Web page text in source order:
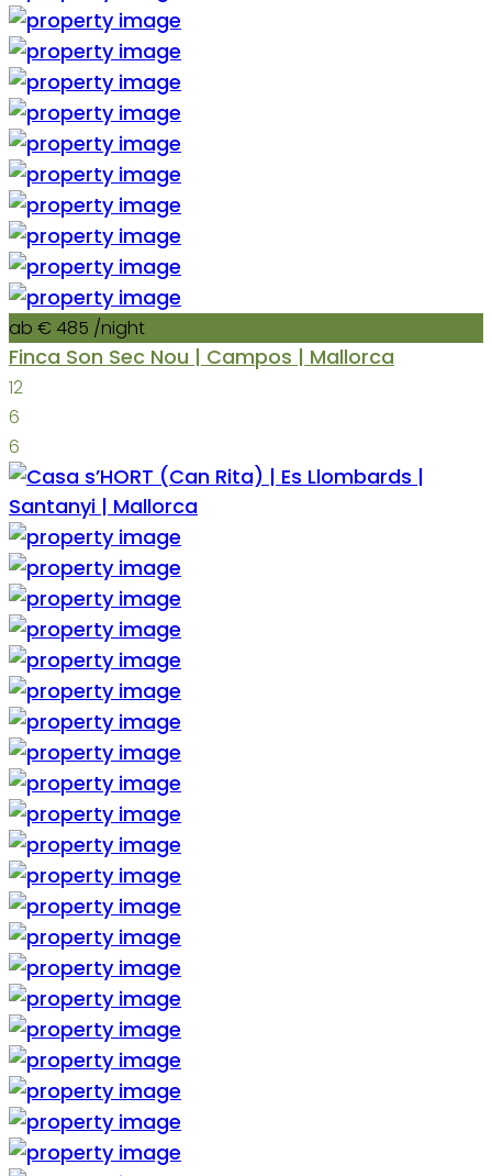
ab € 485 /night
Finca Son Sec Nou | Campos | Mallorca
12
6
6